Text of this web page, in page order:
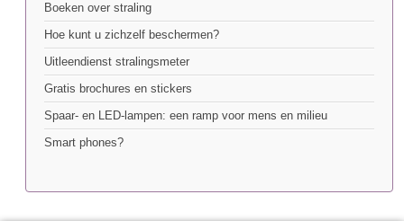
Boeken over straling
Hoe kunt u zichzelf beschermen?
Uitleendienst stralingsmeter
Gratis brochures en stickers
Spaar- en LED-lampen: een ramp voor mens en milieu
Smart phones?